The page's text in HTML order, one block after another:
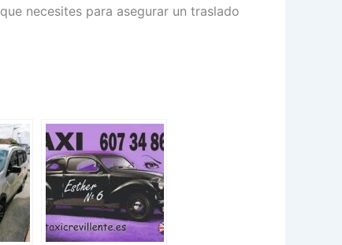
necesites para asegurar un traslado